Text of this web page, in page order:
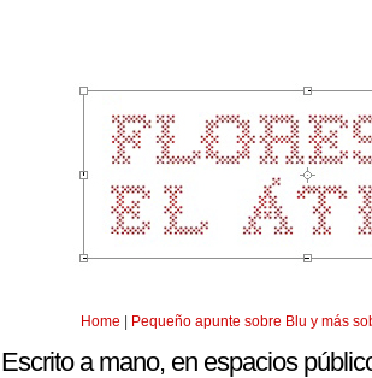
Home | Pequeño apunte sobre Blu y más
Escrito a mano, en espacios